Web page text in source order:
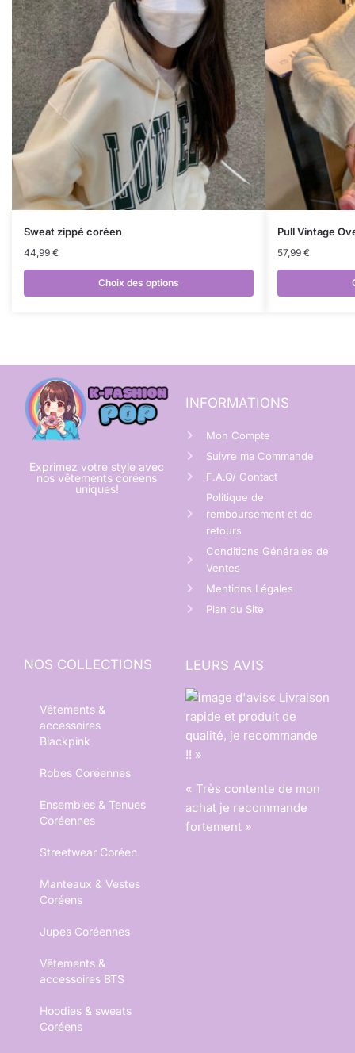
Sweat zippé coréen
44,99 €
Choix des options
Pull Vintage
57,99 €
Exprimez votre style avec
nos vêtements coréens
uniques!
INFORMATIONS
Mon Compte
Suivre ma Commande
F.A.Q/ Contact
Politique de
remboursement et de
retours
Conditions Générales de
Ventes
Mentions Légales
Plan du Site
NOS COLLECTIONS
Vêtements &
accessoires
Blackpink
Robes Coréennes
Ensembles & Tenues
Coréennes
Streetwear Coréen
Manteaux & Vestes
Coréens
Jupes Coréennes
Vêtements &
accessoires BTS
Hoodies & sweats
Coréens
LEURS AVIS
« Livraison
rapide et produit de
qualité, je recommande
!! »
« Très contente de mon
achat je recommande
fortement »